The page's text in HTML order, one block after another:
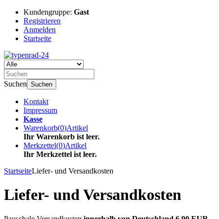
Kundengruppe: Gast
Registrieren
Anmelden
Startseite
Suchen Suchen
Kontakt
Impressum
Kasse
Warenkorb(0)Artikel
Ihr Warenkorb ist leer.
Merkzettel(0)Artikel
Ihr Merkzettel ist leer.
StartseiteLiefer- und Versandkosten
Liefer- und Versandkosten